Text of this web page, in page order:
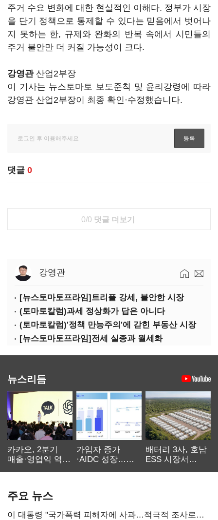
주거 수요 변화에 대한 현실적인 이해다. 정부가 시장
을 단기 정책으로 통제할 수 있다는 믿음에서 벗어나
지 못하는 한, 규제와 완화의 반복 속에서 시민들의
주거 불안만 더 커질 가능성이 크다.
강영관산업2부장
이 기사는 뉴스토마토 보도준칙 및 윤리강령에 따라
강영관 산업2부장이 최종 확인·수정했습니다.
댓글 0
0/0 댓글 더보기
강영관
[뉴스토마토프라임]트리플 강세, 불안한 시장
(토마토칼럼)과세 정상화가 답은 아니다
(토마토칼럼)'정책 만능주의'에 갇힌 부동산 시장
[뉴스토마토프라임]전세 실종과 월세화
뉴스리듬
카카오, 2분기
매출·영업익 역대
가입자 증가
·AIDC 성장…
배터리 3사, 호남
ESS 시장서
주요 뉴스
이 대통령 "국가폭력 피해자에 사과…적극적 조사로